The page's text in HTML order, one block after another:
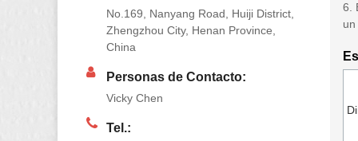
6.
No.169, Nanyang Road, Huiji District,
Zhengzhou City, Henan Province,
China
Personas de Contacto:
Vicky Chen
Tel.: